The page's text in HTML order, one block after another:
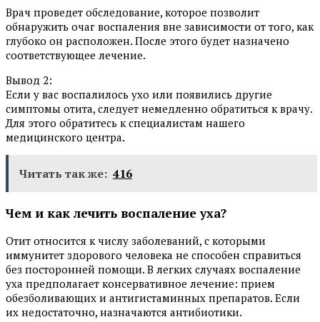
Врач проведет обследование, которое позволит
обнаружить очаг воспаления вне зависимости от того, как
глубоко он расположен. После этого будет назначено
соответствующее лечение.
Вывод 2:
Если у вас воспалилось ухо или появились другие
симптомы отита, следует немедленно обратиться к врачу.
Для этого обратитесь к специалистам нашего
медицинского центра.
Читать так же: 416
Чем и как лечить воспаление уха?
Отит относится к числу заболеваний, с которыми
иммунитет здорового человека не способен справиться
без посторонней помощи. В легких случаях воспаление
уха предполагает консервативное лечение: прием
обезболивающих и антигистаминных препаратов. Если
их недостаточно, назначаются антибиотики.